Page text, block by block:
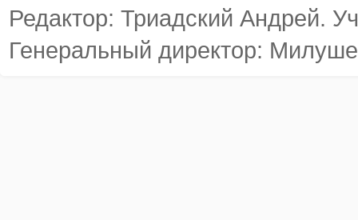
Редактор: Триадский Андрей.
Генеральный директор: